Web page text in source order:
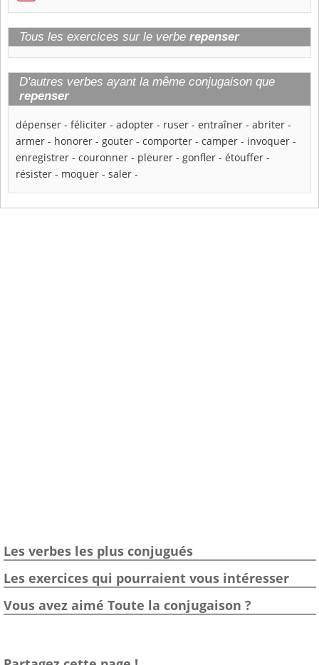
Tous les exercices sur le verbe repenser
D'autres verbes ayant la même conjugaison que
repenser
dépenser - féliciter - adopter - ruser - entraîner - abriter -
armer - honorer - gouter - comporter - camper - invoquer -
enregistrer - couronner - pleurer - gonfler - étouffer -
résister - moquer - saler -
Les verbes les plus conjugués
Les exercices qui pourraient vous intéresser
Vous avez aimé Toute la conjugaison ?